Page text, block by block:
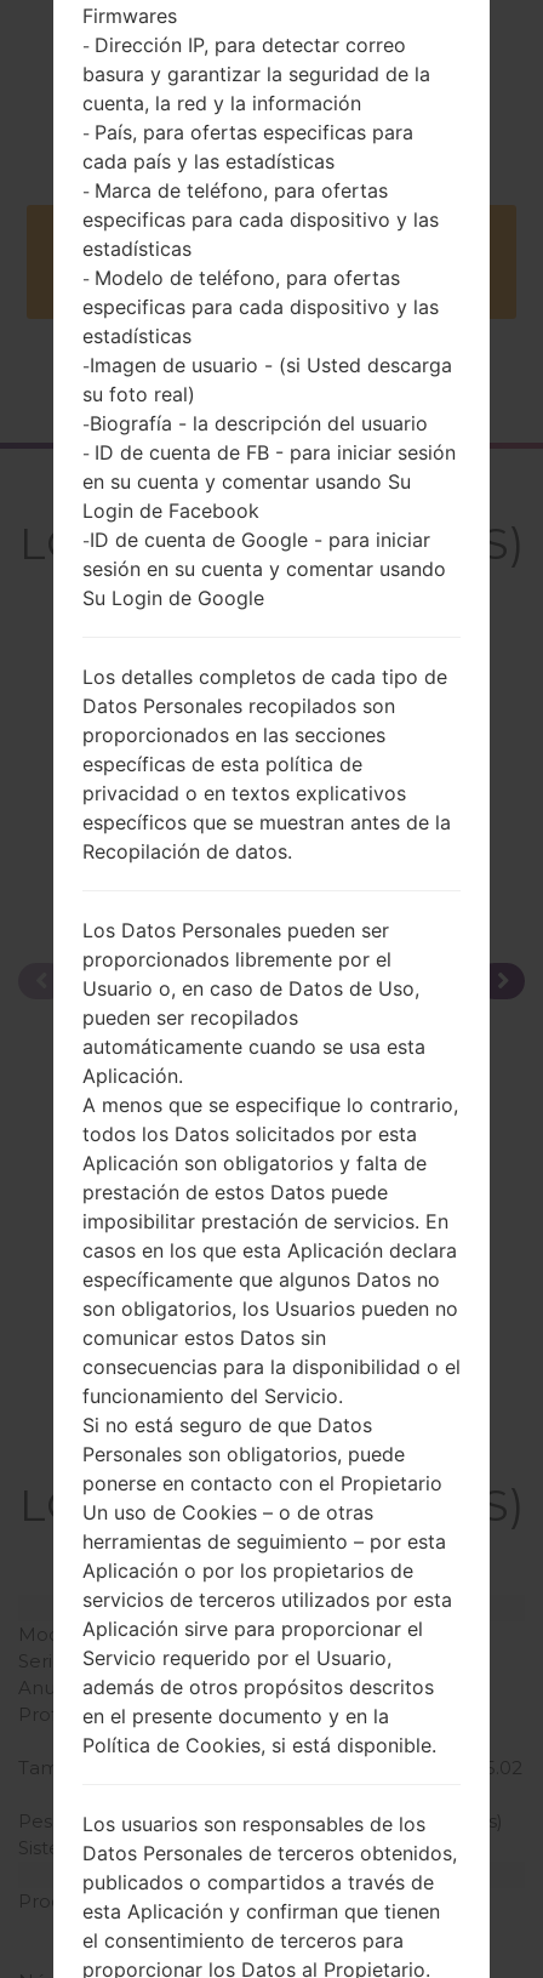
Android 5.0.x
Lollipop
Octubre, 2014
Buy accessories on Amazon
Página principal LGD390NS
El resumen
LGD390NS(LGD390NS)
akaLG F60
Comparar
La especificación
LGD390NS(LGD390NS)
akaLG F60
Modelo y sus características
Modelo
LGD390NS
Serie
LG F60
Anunciado
Octubre, 2014
Profundidad
10.6 milímetros (0.42
pulgadas)
Tamaño (dimensiones)
127.5 x 67.9 milímetros (5.02
Peso
129.6 gramos (4.55 onzas)
Sistema de operación
Android 5.0.x Lollipop
Hardware
Procesador
1.2 GHz Cortex-A53
Qualcomm MSM8916
Snapdragon 410
Firmwares
- Dirección IP, para detectar correo
basura y garantizar la seguridad de la
cuenta, la red y la información
- País, para ofertas especificas para
cada país y las estadísticas
- Marca de teléfono, para ofertas
especificas para cada dispositivo y las
estadísticas
- Modelo de teléfono, para ofertas
especificas para cada dispositivo y las
estadísticas
-Imagen de usuario - (si Usted descarga
su foto real)
-Biografía - la descripción del usuario
- ID de cuenta de FB - para iniciar sesión
en su cuenta y comentar usando Su
Login de Facebook
-ID de cuenta de Google - para iniciar
sesión en su cuenta y comentar usando
Su Login de Google
Los detalles completos de cada tipo de
Datos Personales recopilados son
proporcionados en las secciones
específicas de esta política de
privacidad o en textos explicativos
específicos que se muestran antes de la
Recopilación de datos.
Los Datos Personales pueden ser
proporcionados libremente por el
Usuario o, en caso de Datos de Uso,
pueden ser recopilados
automáticamente cuando se usa esta
Aplicación.
A menos que se especifique lo contrario,
todos los Datos solicitados por esta
Aplicación son obligatorios y falta de
prestación de estos Datos puede
imposibilitar prestación de servicios. En
casos en los que esta Aplicación declara
específicamente que algunos Datos no
son obligatorios, los Usuarios pueden no
comunicar estos Datos sin
consecuencias para la disponibilidad o el
funcionamiento del Servicio.
Si no está seguro de que Datos
Personales son obligatorios, puede
ponerse en contacto con el Propietario
Un uso de Cookies – o de otras
herramientas de seguimiento – por esta
Aplicación o por los propietarios de
servicios de terceros utilizados por esta
Aplicación sirve para proporcionar el
Servicio requerido por el Usuario,
además de otros propósitos descritos
en el presente documento y en la
Política de Cookies, si está disponible.
Los usuarios son responsables de los
Datos Personales de terceros obtenidos,
publicados o compartidos a través de
esta Aplicación y confirman que tienen
el consentimiento de terceros para
proporcionar los Datos al Propietario.